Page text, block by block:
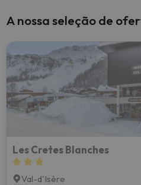
A nossa seleção de
Les Cretes Blanches
Val-d'Isère